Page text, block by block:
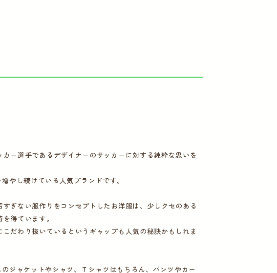
ー選手であるデザイナーのサッカーに対する純粋な思いを
やし続けている人気ブランドです。
ぎない服作りをコンセプトしたお洋服は、少しクセのある
得ています。
だわり抜いているというギャップも人気の秘訣かもしれま
ジャケットやシャツ、Ｔシャツはもちろん、パンツやカー